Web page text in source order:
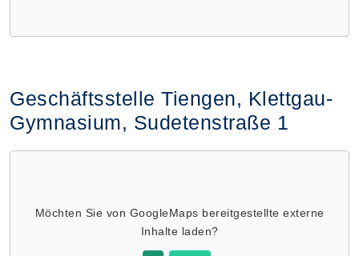
Geschäftsstelle Tiengen, Klettgau-
Gymnasium, Sudetenstraße 1
Möchten Sie von GoogleMaps bereitgestellte externe
Inhalte laden?